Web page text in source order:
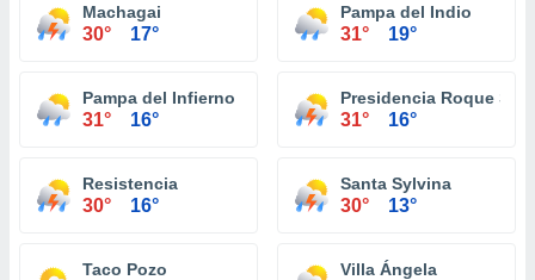
Machagai
30° 17°
Pampa del Indio
31° 19°
Pampa del Infierno
31° 16°
Presidencia Roque
31° 16°
Resistencia
30° 16°
Santa Sylvina
30° 13°
Taco Pozo Villa Ángela